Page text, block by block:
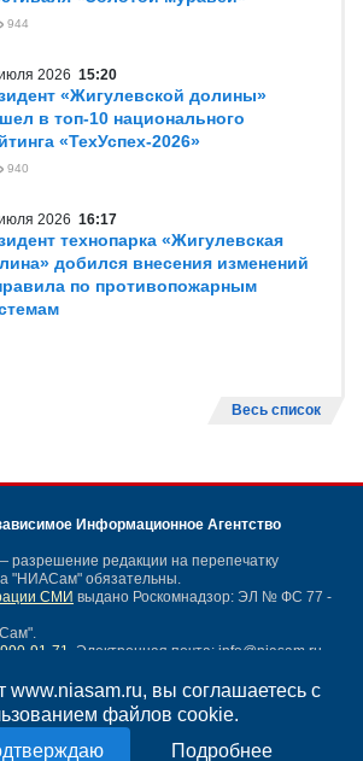
www.niasam.ru, вы соглашаетесь с
файлов cookie.
Подробнее
944
2026 15:20
«Жигулевской долины»
в топ-10 национального
«ТехУспех-2026»
940
2026 16:17
технопарка «Жигулевская
добился внесения изменений
по противопожарным
Весь список
Информационное Агентство
редакции на перепечатку
"НИАСам" обязательны.
СМИ выдано Роскомнадзор: ЭЛ № ФС 77 -
91-71. Электронная почта: info@niasam.ru